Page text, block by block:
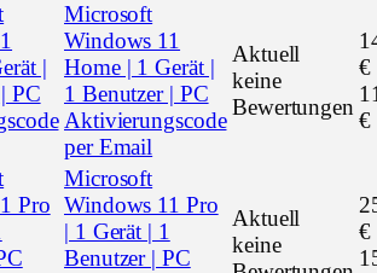
Microsoft
Windows 11
Home | 1 Gerät |
1 Benutzer | PC
Aktivierungscode
per Email
Aktuell
keine
Bewertungen
€
€
Microsoft
Windows 11 Pro
| 1 Gerät | 1
Benutzer | PC
Aktuell
keine
€